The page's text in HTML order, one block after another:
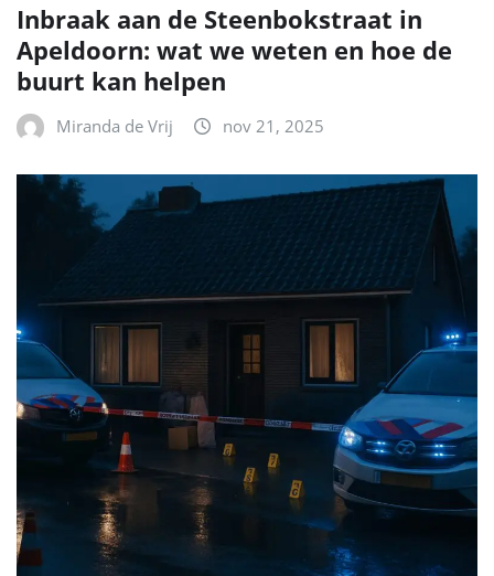
Inbraak aan de Steenbokstraat in
Apeldoorn: wat we weten en hoe de
buurt kan helpen
Miranda de Vrij nov 21, 2025